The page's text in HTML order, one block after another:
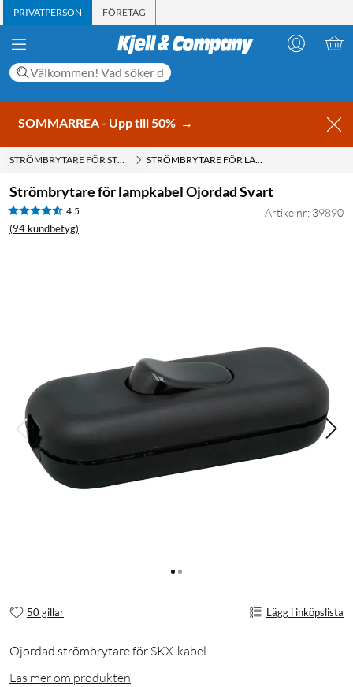
PRIVATPERSON FÖRETAG
SOMMARREA - Upp till 50% →
STRÖMBRYTARE FÖR STARKSTRÖM STRÖMBRYTARE FÖR LAMPKABEL OJORDAD SVART
Strömbrytare för lampkabel Ojordad Svart
4.5
(94 kundbetyg)
Artikelnr: 39890
50 gillar Lägg i inköpslista
Ojordad strömbrytare för SKX-kabel
Läs mer om produkten